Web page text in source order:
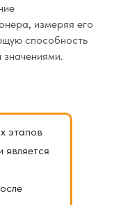
измеряя его
способность
этапов
является